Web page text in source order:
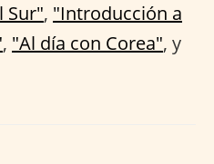
Sur", "Introducción a
, "Al día con Corea", y